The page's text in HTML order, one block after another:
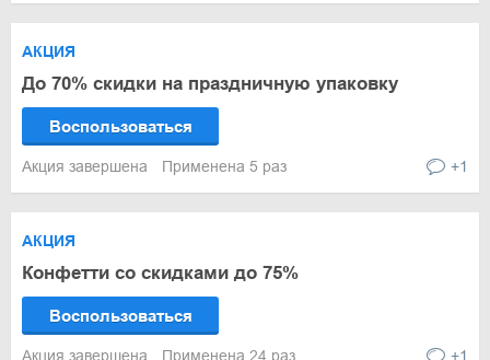
АКЦИЯ
До 70% скидки на праздничную упаковку
Воспользоваться
Акция завершена Применена 5 раз +1
АКЦИЯ
Конфетти со скидками до 75%
Воспользоваться
Акция завершена Применена 24 раз +1